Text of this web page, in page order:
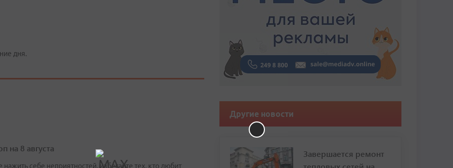
дня.
на 8 августа
нажить себе неприятностей, избегайте тех, кто любит
Другие новости
Завершается ремонт